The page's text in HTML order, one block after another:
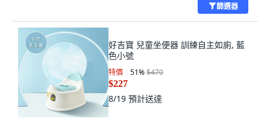
篩選器
好吉寶 兒童坐便器 訓練自主如廁, 藍
色小號
特價 51%$470
$227
8/19 預計送達